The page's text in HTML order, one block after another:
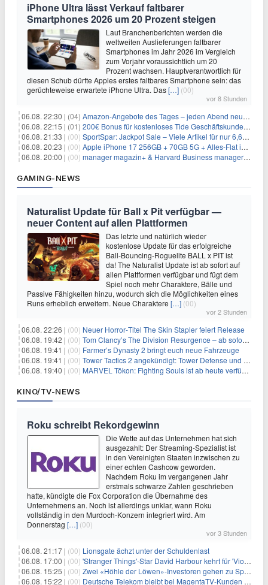
iPhone Ultra lässt Verkauf faltbarer
Smartphones 2026 um 20 Prozent steigen
Laut Branchenberichten werden die
weltweiten Auslieferungen faltbarer
Smartphones im Jahr 2026 im Vergleich
zum Vorjahr voraussichtlich um 20
Prozent wachsen. Hauptverantwortlich für
diesen Schub dürfte Apples erstes faltbares Smartphone sein: das
gerüchteweise erwartete iPhone Ultra. Das[…] (00)
vor 8 Stunden
06.08. 22:30 | (04) Amazon-Angebote des Tages – jeden Abend neue Deals zum Stöbern
06.08. 22:15 | (01) 200€ Bonus für kostenloses Tide Geschäftskundenkonto
06.08. 21:33 | (00) SportSpar: Jackpot Sale – Viele Artikel für nur 6,66€ – nur 48 Stunden
06.08. 20:23 | (00) Apple iPhone 17 256GB + 70GB 5G + Alles-Flat im Vodafone-Netz für 34,99€/Monat – eff. 4,65€/Monat
06.08. 20:00 | (00) manager magazin+ & Harvard Business manager+ Digital-Kombi-Abo 1 Monat kostenlos
GAMING-NEWS
Naturalist Update für Ball x Pit verfügbar —
neuer Content auf allen Plattformen
Das letzte und natürlich wieder
kostenlose Update für das erfolgreiche
Ball-Bouncing-Roguelite BALL x PIT ist
da! The Naturalist Update ist ab sofort auf
allen Plattformen verfügbar und fügt dem
Spiel noch mehr Charaktere, Bälle und
Passive Fähigkeiten hinzu, wodurch sich die Möglichkeiten eines
Runs erheblich erweitern. Neue Charaktere […] (00)
vor 2 Stunden
06.08. 22:26 | (00) Neuer Horror‑Titel The Skin Stapler feiert Release
06.08. 19:42 | (00) Tom Clancy’s The Division Resurgence – ab sofort für euch verfügbar
06.08. 19:41 | (00) Farmer’s Dynasty 2 bringt euch neue Fahrzeuge
06.08. 19:41 | (00) Tower Tactics 2 angekündigt: Tower Defense und Deckbuilding Kombo kehrt zurück
06.08. 19:40 | (00) MARVEL Tōkon: Fighting Souls ist ab heute verfügbar
KINO/TV-NEWS
Roku schreibt Rekordgewinn
Die Wette auf das Unternehmen hat sich
ausgezahlt: Der Streaming-Spezialist ist
in den Vereinigten Staaten inzwischen zu
einer echten Cashcow geworden.
Nachdem Roku im vergangenen Jahr
erstmals schwarze Zahlen geschrieben
hatte, kündigte die Fox Corporation die Übernahme des
Unternehmens an. Noch ist allerdings unklar, wann Roku
vollständig in den Murdoch-Konzern integriert wird. Am
Donnerstag […] (00)
vor 3 Stunden
06.08. 21:17 | (00) Lionsgate ächzt unter der Schuldenlast
06.08. 17:00 | (00) 'Stranger Things'-Star David Harbour kehrt für 'Violent Night 2' zurück – Kristen Bell stößt zur Besetzung
06.08. 15:25 | (00) Zwei «Höhle der Löwen»-Investoren gehen zu Springer
06.08. 15:22 | (00) Deutsche Telekom bleibt bei MagentaTV-Kunden vage